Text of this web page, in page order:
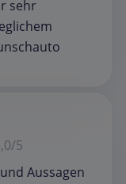
sehr
5
Aussagen